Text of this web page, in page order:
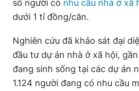
số người có nhu cầu nhà ở xã
dưới 1 tỉ đồng/căn.
Nghiên cứu đã khảo sát đại
đầu tư dự án nhà ở xã hội,
đang sinh sống tại các dự án
1.124 người đang có nhu cầu